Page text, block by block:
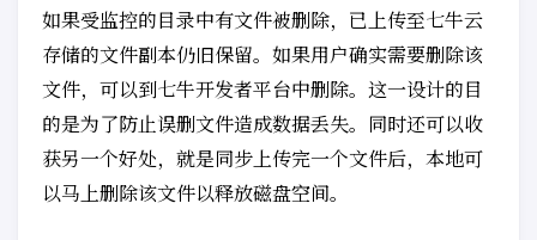
如果受监控的目录中有文件被删除，已上传至七牛云
存储的文件副本仍旧保留。如果用户确实需要删除该
文件，可以到七牛开发者平台中删除。这一设计的目
的是为了防止误删文件造成数据丢失。同时还可以收
获另一个好处，就是同步上传完一个文件后，本地可
以马上删除该文件以释放磁盘空间。